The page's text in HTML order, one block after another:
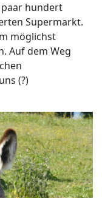
paar hundert
Supermarkt.
möglichst
Auf dem Weg
(?)